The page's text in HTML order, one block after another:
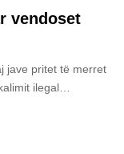
vendoset
jave pritet të merret
ilegal…